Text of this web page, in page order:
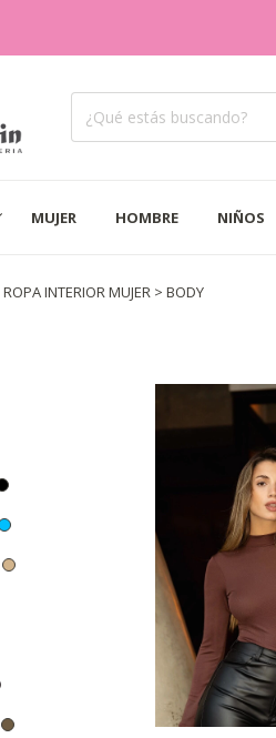
MUJER HOMBRE NIÑOS
ROPA INTERIOR MUJER > BODY